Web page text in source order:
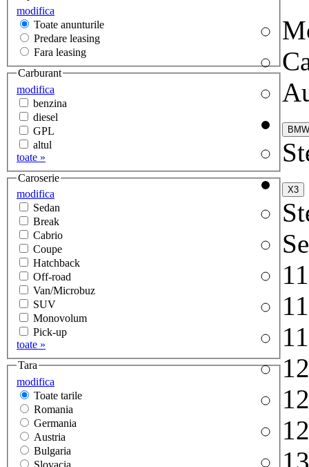
modifica
Toate anunturile
Predare leasing
Fara leasing
modifica
Carburant
benzina
diesel
GPL
altul
toate »
modifica
Caroserie
Sedan
Break
Cabrio
Coupe
Hatchback
Off-road
Van/Microbuz
SUV
Monovolum
Pick-up
toate »
modifica
Tara
Toate tarile
Romania
Germania
Austria
Bulgaria
Slovacia